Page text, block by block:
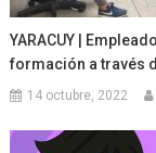
YARACUY |
formación a través
14 octubre, 2022